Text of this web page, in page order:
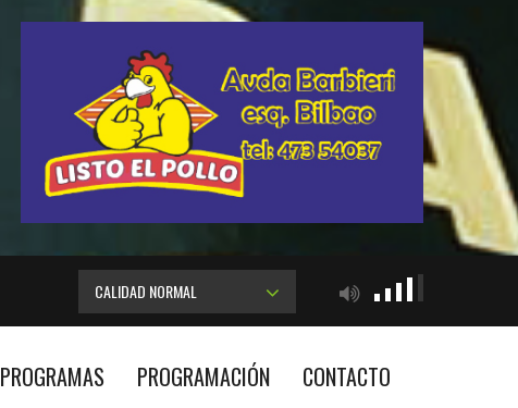
CALIDAD NORMAL
PROGRAMAS PROGRAMACIÓN CONTACTO